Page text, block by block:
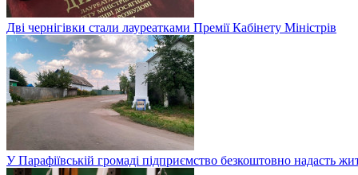
Дві чернігівки стали лауреатками Премії Кабінету Міністрів
У Парафіївській громаді підприємство безкоштовно надасть